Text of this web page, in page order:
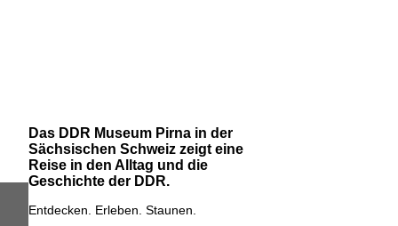
Das DDR Museum Pirna in der
Sächsischen Schweiz zeigt eine
Reise in den Alltag und die
Geschichte der DDR.
Entdecken. Erleben. Staunen.